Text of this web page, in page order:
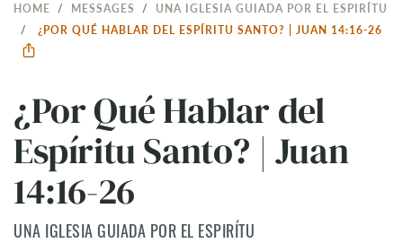
HOME MESSAGES
UNA IGLESIA GUIADA POR EL ESPIRÍTU
¿POR QUÉ HABLAR DEL ESPÍRITU SANTO? | JUAN 14:16-26
¿Por Qué Hablar del
Espíritu Santo? | Juan
14:16-26
UNA IGLESIA GUIADA POR EL ESPIRÍTU